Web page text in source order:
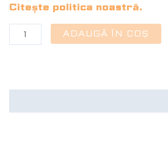
Citește politica noastră.
ADAUGĂ ÎN COȘ